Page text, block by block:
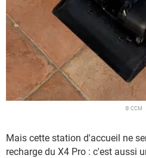
© CCM
Mais cette station d'accueil ne
recharge du X4 Pro : c'est aussi